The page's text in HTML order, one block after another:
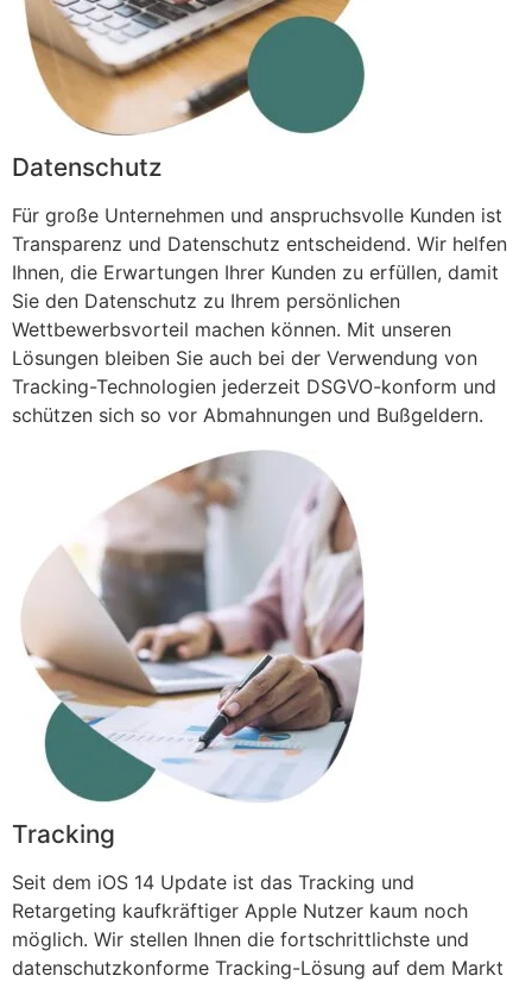
Datenschutz
Für große Unternehmen und anspruchsvolle Kunden ist
Transparenz und Datenschutz entscheidend. Wir helfen
Ihnen, die Erwartungen Ihrer Kunden zu erfüllen, damit
Sie den Datenschutz zu Ihrem persönlichen
Wettbewerbsvorteil machen können. Mit unseren
Lösungen bleiben Sie auch bei der Verwendung von
Tracking-Technologien jederzeit DSGVO-konform und
schützen sich so vor Abmahnungen und Bußgeldern.
Tracking
Seit dem iOS 14 Update ist das Tracking und
Retargeting kaufkräftiger Apple Nutzer kaum noch
möglich. Wir stellen Ihnen die fortschrittlichste und
datenschutzkonforme Tracking-Lösung auf dem Markt